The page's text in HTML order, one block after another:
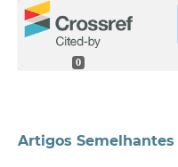
0
Artigos Semelhantes